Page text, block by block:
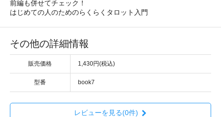
前編も併せてチェック！
はじめての人のためのらくらくタロット入門
その他の詳細情報
販売価格 1,430円(税込)
型番 book7
レビューを見る(0件)